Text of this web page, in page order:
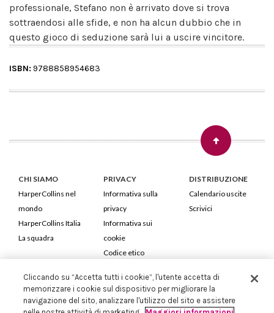
professionale, Stefano non è arrivato dove si trova
sottraendosi alle sfide, e non ha alcun dubbio che in
questo gioco di seduzione sarà lui a uscire vincitore.
ISBN: 9788858954683
CHI SIAMO
HarperCollins nel
mondo
HarperCollins Italia
La squadra
PRIVACY
Informativa sulla
privacy
Informativa sui
cookie
Codice etico
DISTRIBUZIONE
Calendario uscite
Scrivici
HarperCollins Italia S.p.A. Viale Monte Nero, 84 - 20135 Milano
Cod. Fiscale e P.IVA 05946780151 - Capitale Sociale 258.250 €
Cliccando su “Accetta tutti i cookie”, l'utente accetta di
memorizzare i cookie sul dispositivo per migliorare la
navigazione del sito, analizzare l'utilizzo del sito e assistere